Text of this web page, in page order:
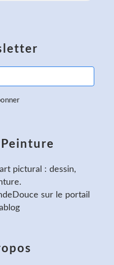
pictural : dessin,
sur le portail